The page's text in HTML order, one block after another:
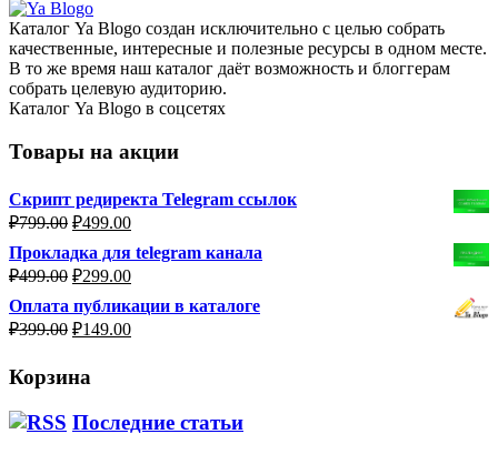
Каталог Ya Blogo создан исключительно с целью собрать
качественные, интересные и полезные ресурсы в одном месте.
В то же время наш каталог даёт возможность и блоггерам
собрать целевую аудиторию.
Каталог Ya Blogo в соцсетях
Товары на акции
Скрипт редиректа Telegram ссылок
₽799.00 Первоначальная
составляла
₽799.00.
₽499.00Текущая
₽499.00.
Прокладка для telegram канала
₽499.00 Первоначальная
составляла
₽499.00.
₽299.00Текущая
₽299.00.
Оплата публикации в каталоге
₽399.00 Первоначальная
₽399.00.
₽149.00Текущая
Корзина
Последние статьи